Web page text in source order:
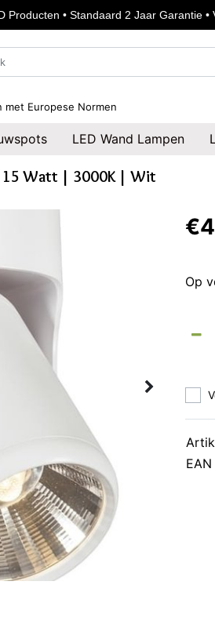
met Europese Normen
LED Wand Lampen
15 Watt | 3000K | Wit
Op
EAN
• Standaard 2 Jaar Garantie